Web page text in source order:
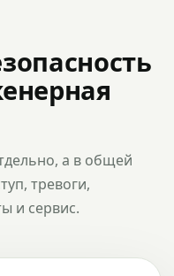
а в общей
тревоги,
и сервис.